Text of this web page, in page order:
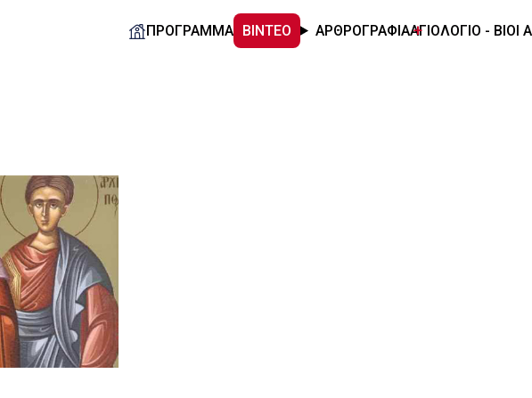
ΠΡΟΓΡΑΜΜΑ ΒΙΝΤΕΟ ΑΡΘΡΟΓΡΑΦΙΑΑΓΙΟΛΟΓΙΟ - ΒΙΟΙ